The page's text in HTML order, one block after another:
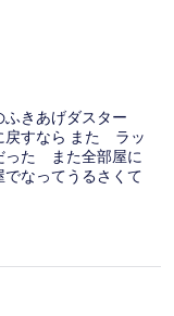
ふきあげダスター
戻すなら また ラッ
った また全部屋に
なってうるさくて